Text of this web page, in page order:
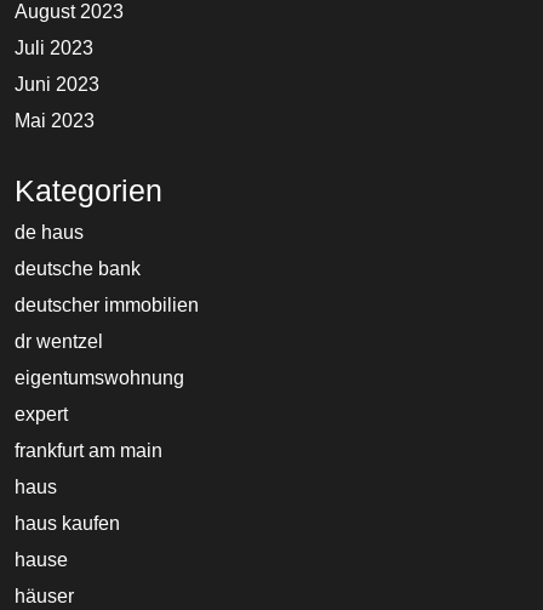
August 2023
Juli 2023
Juni 2023
Mai 2023
Kategorien
de haus
deutsche bank
deutscher immobilien
dr wentzel
eigentumswohnung
expert
frankfurt am main
haus
haus kaufen
hause
häuser